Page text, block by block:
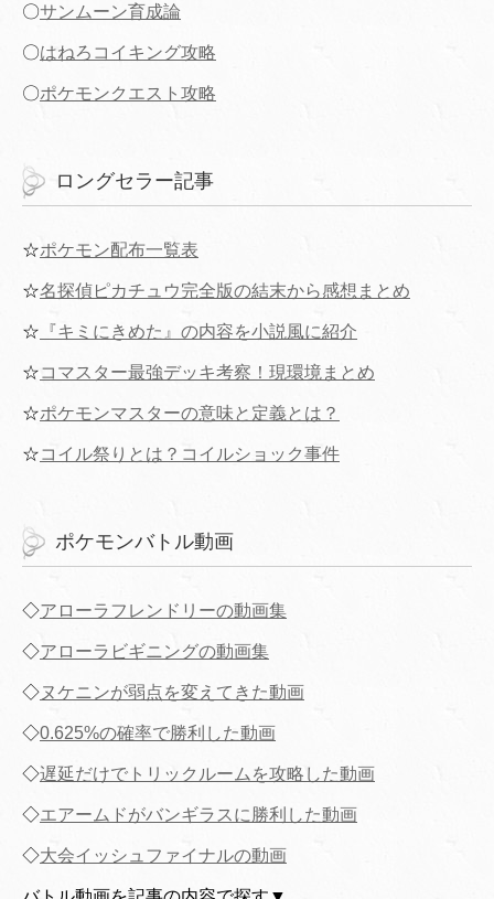
〇サンムーン育成論
〇はねろコイキング攻略
〇ポケモンクエスト攻略
ロングセラー記事
☆ポケモン配布一覧表
☆名探偵ピカチュウ完全版の結末から感想まとめ
☆ 『キミにきめた』の内容を小説風に紹介
☆コマスター最強デッキ考察！現環境まとめ
☆ポケモンマスターの意味と定義とは？
☆コイル祭りとは？コイルショック事件
ポケモンバトル動画
◇アローラフレンドリーの動画集
◇アローラビギニングの動画集
◇ヌケニンが弱点を変えてきた動画
◇0.625%の確率で勝利した動画
◇遅延だけでトリックルームを攻略した動画
◇エアームドがバンギラスに勝利した動画
◇大会イッシュファイナルの動画